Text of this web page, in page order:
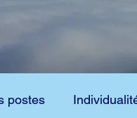
postes